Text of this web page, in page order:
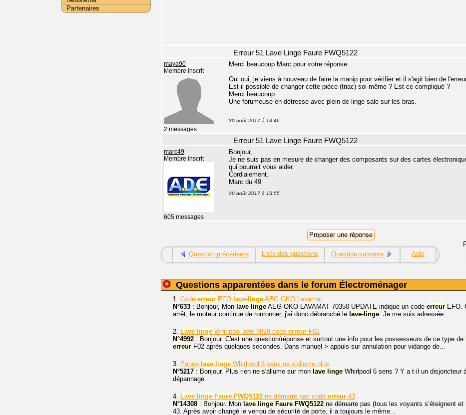
Erreur 51 Lave Linge Faure FWQ5122
maya90
Membre inscrit
2 messages
Merci beaucoup Marc pour votre réponse.
Oui oui, je viens à nouveau de faire la manip pour vérifier et il s'agit bien de
Est-il possible de changer cette pièce (triac) soi-même ? Est-ce compliqué ?
Merci beaucoup.
Une forumeuse en détresse avec plein de linge sale sur les bras.
30 août 2017 à 13:46
Erreur 51 Lave Linge Faure FWQ5122
marc49
Membre inscrit
605 messages
Bonjour,
Je ne suis pas en mesure de changer des composants sur des cartes
qui pourrait vous aider.
Cordialement.
Marc du 49
30 août 2017 à 15:55
Question précédente Liste des questions Question suivante Aide
Questions apparentées dans le forum Électroménager
1. Code erreur EFO lave- linge AEG OKO Lavamat
N°633 : Bonjour, Mon lave- linge AEG OKO LAVAMAT 70350 UPDATE indique un code erreur EFO.
arrêt, le moteur continue de ronronner, j'ai donc débranché le lave- linge. Je me suis adressée...
2. Lave linge Whirlpool awe 9828 code erreur F02
N°4992 : Bonjour. C'est une question/réponse et surtout une info pour les possesseurs de ce type de
erreur F02 après quelques secondes. Dans manuel > appuis sur annulation pour vidange de...
3. Panne lave linge Whirlpool 6 sens ne s'allume plus
N°5217 : Bonjour. Plus rien ne s'allume sur mon lave linge Whirlpool 6 sens ? Y a t-il un disjoncteur
dépannage.
4. Lave linge Faure FWQ5122 ne démarre pas code erreur 43
N°14308 : Bonjour. Mon lave linge Faure FWQ5122 ne démarre pas (tous les voyants s’éteignent
43. Après avoir changé le verrou de sécurité de porte, il a toujours le même...
Partenaires